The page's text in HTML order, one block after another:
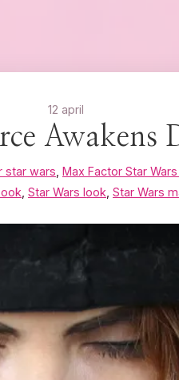
12 april
Awakens
star wars Max Factor Star
Star Wars look Star Wars